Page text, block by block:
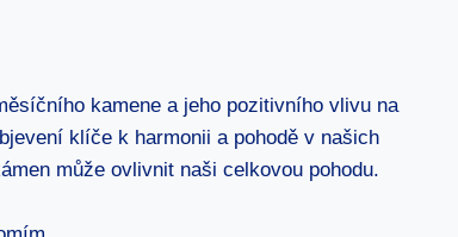
kamene a jeho pozitivního vlivu na
klíče k harmonii a pohodě v našich
může ovlivnit naši celkovou pohodu.